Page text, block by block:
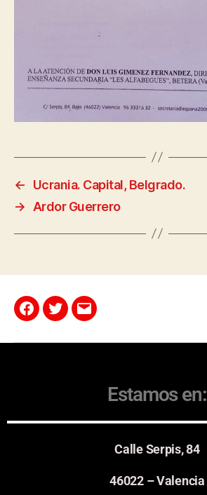
←
Ucrania. Capital, Belgrado.
→
Ardor Guerrero
Estamos en:
Calle Serpis, 84
46022 – Valencia